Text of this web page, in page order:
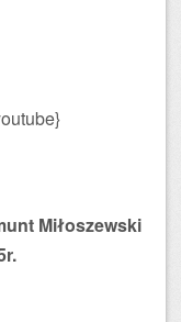
Miłoszewski